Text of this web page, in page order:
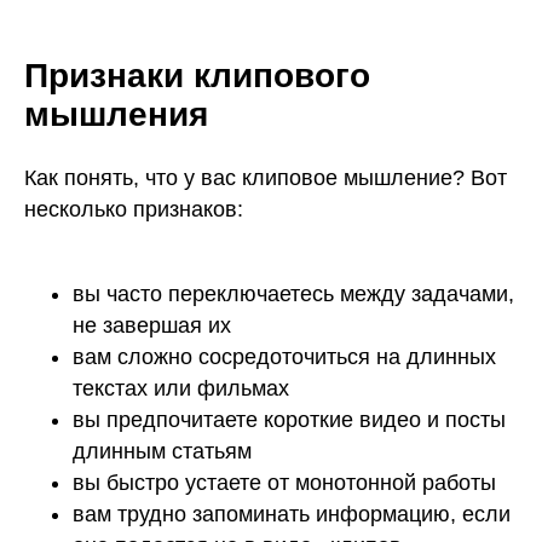
Признаки клипового
мышления
Как понять, что у вас клиповое мышление? Вот
несколько признаков:
вы часто переключаетесь между задачами,
не завершая их
вам сложно сосредоточиться на длинных
текстах или фильмах
вы предпочитаете короткие видео и посты
длинным статьям
вы быстро устаете от монотонной работы
вам трудно запоминать информацию, если